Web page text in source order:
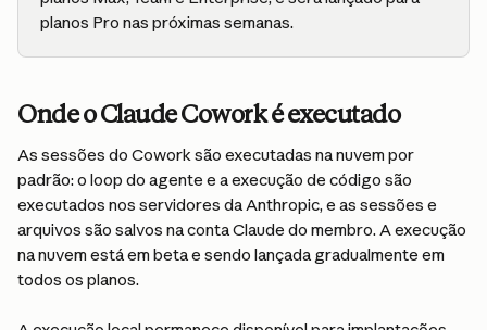
planos Pro nas próximas semanas.
Onde o Claude Cowork é executado
As sessões do Cowork são executadas na nuvem por
padrão: o loop do agente e a execução de código são
executados nos servidores da Anthropic, e as sessões e
arquivos são salvos na conta Claude do membro. A execução
na nuvem está em beta e sendo lançada gradualmente em
todos os planos.